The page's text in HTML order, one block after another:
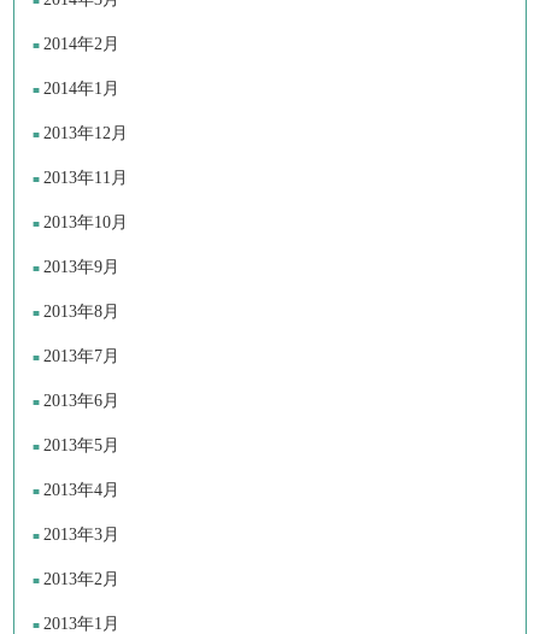
2014年2月
2014年1月
2013年12月
2013年11月
2013年10月
2013年9月
2013年8月
2013年7月
2013年6月
2013年5月
2013年4月
2013年3月
2013年2月
2013年1月